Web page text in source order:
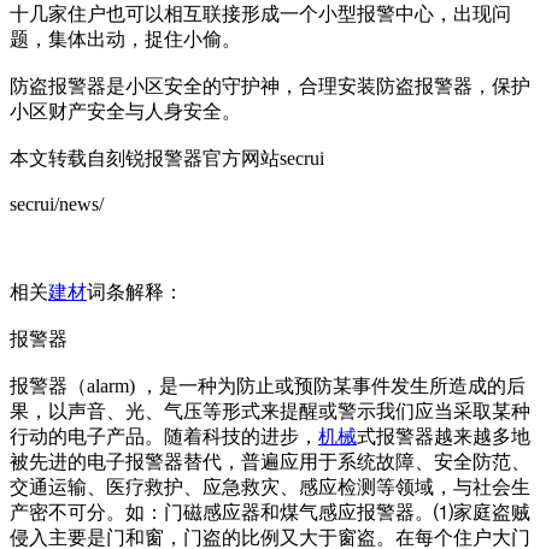
十几家住户也可以相互联接形成一个小型报警中心，出现问
题，集体出动，捉住小偷。
防盗报警器是小区安全的守护神，合理安装防盗报警器，保护
小区财产安全与人身安全。
本文转载自刻锐报警器官方网站secrui
secrui/news/
相关建材词条解释：
报警器
报警器（alarm) ，是一种为防止或预防某事件发生所造成的后
果，以声音、光、气压等形式来提醒或警示我们应当采取某种
行动的电子产品。随着科技的进步， 机械式报警器越来越多地
被先进的电子报警器替代，普遍应用于系统故障、安全防范、
交通运输、医疗救护、应急救灾、感应检测等领域，与社会生
产密不可分。如：门磁感应器和煤气感应报警器。⑴家庭盗贼
侵入主要是门和窗，门盗的比例又大于窗盗。在每个住户大门